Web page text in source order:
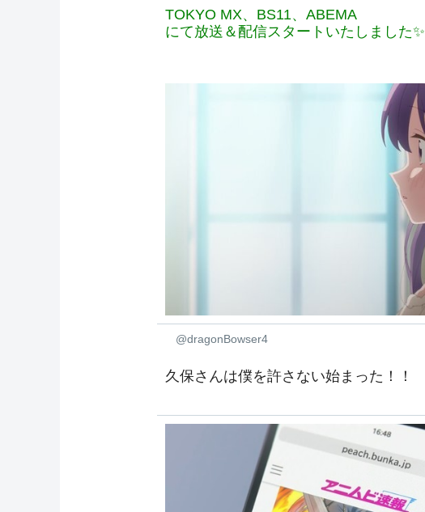
TOKYO MX、BS11、ABEMA
にて放送＆配信スタートいたしました✨
@dragonBowser4
久保さんは僕を許さない始まった！！